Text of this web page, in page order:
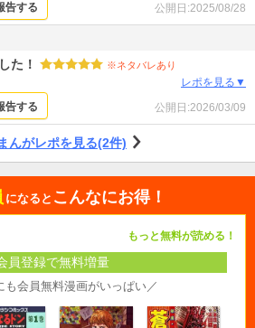
告する 公開日:2025/08/28
た！ ※ネタバレあり
レポを見る▼
告する 公開日:2026/03/09
んがレポを見る(2件)
になると こんなにお得！
もっと無料が読める！
員登録で無料増量
も会員無料漫画がいっぱい／